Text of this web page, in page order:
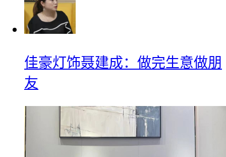
佳豪灯饰聂建成：做完生意做朋
友